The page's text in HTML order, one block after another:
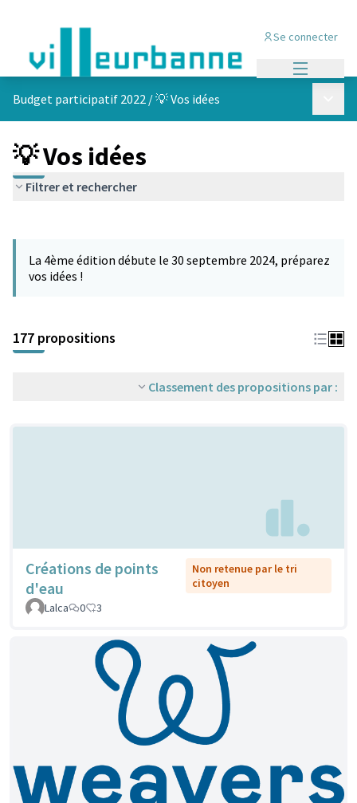
Se connecter
Budget participatif 2022 /💡 Vos idées
💡 Vos idées
Filtrer et rechercher
−
La 4ème édition débute le 30 septembre 2024, préparez
vos idées !
177 propositions
Classement des propositions par :
Créations de points
d'eau
Non retenue par le tri
citoyen
Lalca
0 3